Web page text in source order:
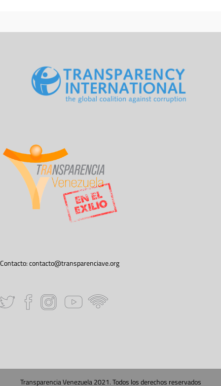
Contacto:contacto@transparenciave.org
Transparencia Venezuela 2021. Todos los derechos reservados